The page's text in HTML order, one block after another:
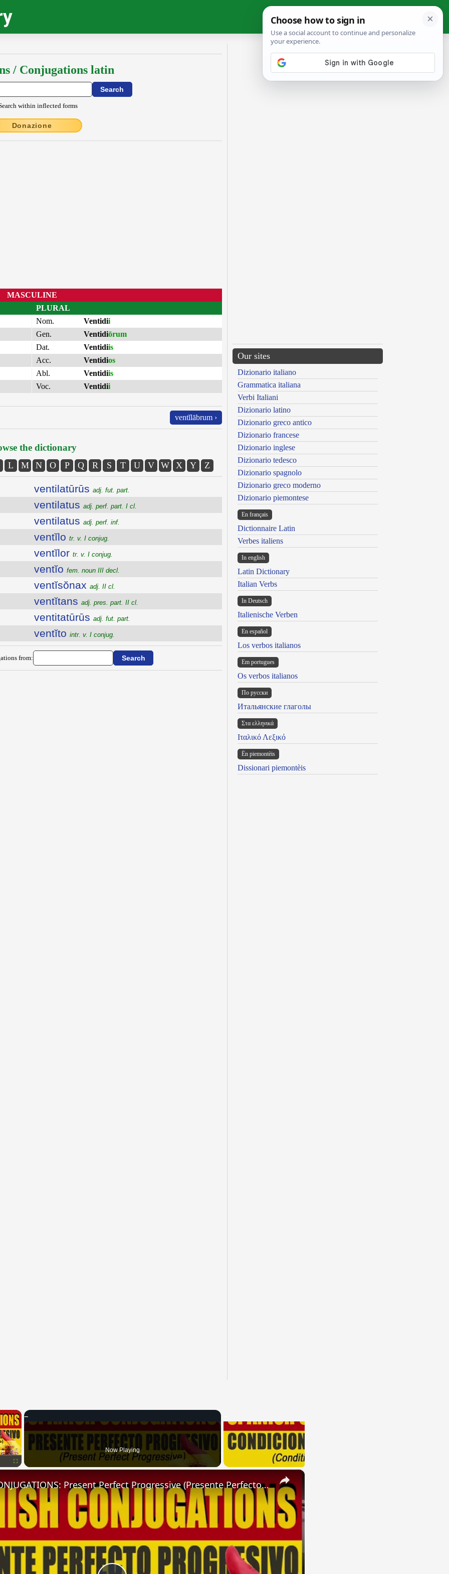
/ Conjugations latin
within inflected forms
Donazione
MASCULINE
PLURAL
Nom.
Ventidii
Gen.
Ventidiōrum
Dat.
Ventidiis
Acc.
Ventidios
Abl.
Ventidiis
Voc.
Ventidii
ventĭlābrum ›
the dictionary
L M N O P Q R S T U V W X Y Z
ventilatūrūs adj. fut. part.
ventilatus adj. perf. part. I cl.
ventilatus adj. perf. inf.
ventĭlo tr. v. I conjug.
ventĭlor tr. v. I conjug.
ventĭo fem. noun III decl.
ventĭsŏnax adj. II cl.
ventĭtans adj. pres. part. II cl.
ventitatūrūs adj. fut. part.
ventĭto intr. v. I conjug.
from:
Our sites
Dizionario italiano
Grammatica italiana
Verbi Italiani
Dizionario latino
Dizionario greco antico
Dizionario francese
Dizionario inglese
Dizionario tedesco
Dizionario spagnolo
Dizionario greco moderno
Dizionario piemontese
En français
Dictionnaire Latin
Verbes italiens
In english
Latin Dictionary
Italian Verbs
In Deutsch
Italienische Verben
En español
Los verbos italianos
Em portugues
Os verbos italianos
По русски
Итальянские глаголы
Στα ελληνικά
Ιταλικό Λεξικό
Ën piemontèis
Dissionari piemontèis
×
Now Playing
×
SPANISH CONJUGATIONS: Present Perfect Progressive (Presente Perfecto Progresivo)